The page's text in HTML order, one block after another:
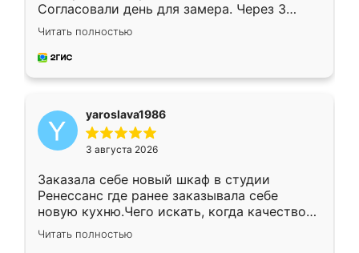
Согласовали день для замера. Через 3
недели кухня была уже готова. Остались
довольны работой. Спасибо Ренессанс
мебель за качественную работу!
Читать полностью
yaroslava1986
3 августа 2026
Заказала себе новый шкаф в студии
Ренессанс где ранее заказывала себе
новую кухню.Чего искать, когда качеством
вполне довольна. Служит кухня уже почти
два года, нареканий нет.
Читать полностью